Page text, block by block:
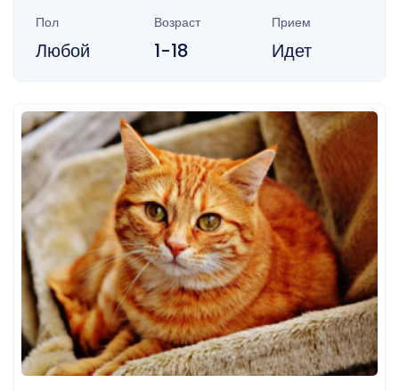
Пол
Любой
Возраст
1-18
Прием
Идет